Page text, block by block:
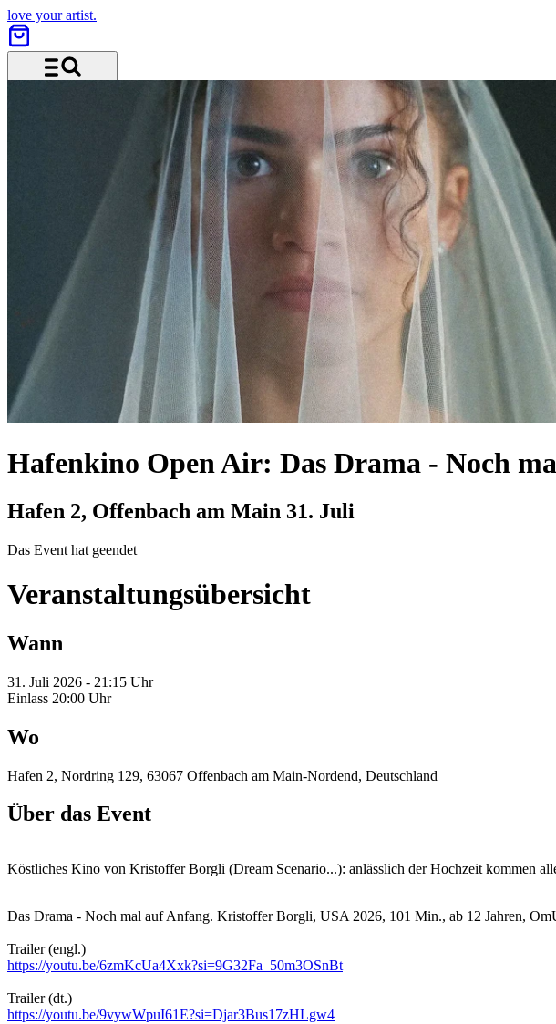
love your artist.
Hafenkino Open Air: Das Drama - Noch
Hafen 2, Offenbach am Main 31. Juli
Das Event hat geendet
Veranstaltungsübersicht
Wann
31. Juli 2026 - 21:15 Uhr
Einlass 20:00 Uhr
Wo
Hafen 2, Nordring 129, 63067 Offenbach am Main-Nordend, Deutschland
Über das Event
Köstliches Kino von Kristoffer Borgli (Dream Scenario...): anlässlich der Hochzeit kommen
Das Drama - Noch mal auf Anfang. Kristoffer Borgli, USA 2026, 101 Min., ab 12 Jahren,
Trailer (engl.)
https://youtu.be/6zmKcUa4Xxk?si=9G32Fa_50m3OSnBt
Trailer (dt.)
https://youtu.be/9vywWpuI61E?si=Djar3Bus17zHLgw4